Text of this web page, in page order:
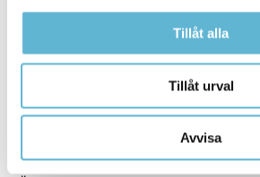
Tillåt alla
Tillåt urval
Avvisa
Fax: 0456-82 22 00